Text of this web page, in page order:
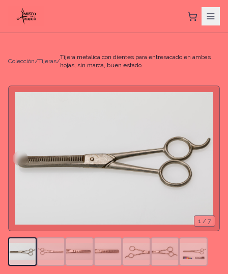
Colección/Tijeras/
Tijera metalica con dientes para entresacado en ambas
hojas, sin marca, buen estado
1 / 7